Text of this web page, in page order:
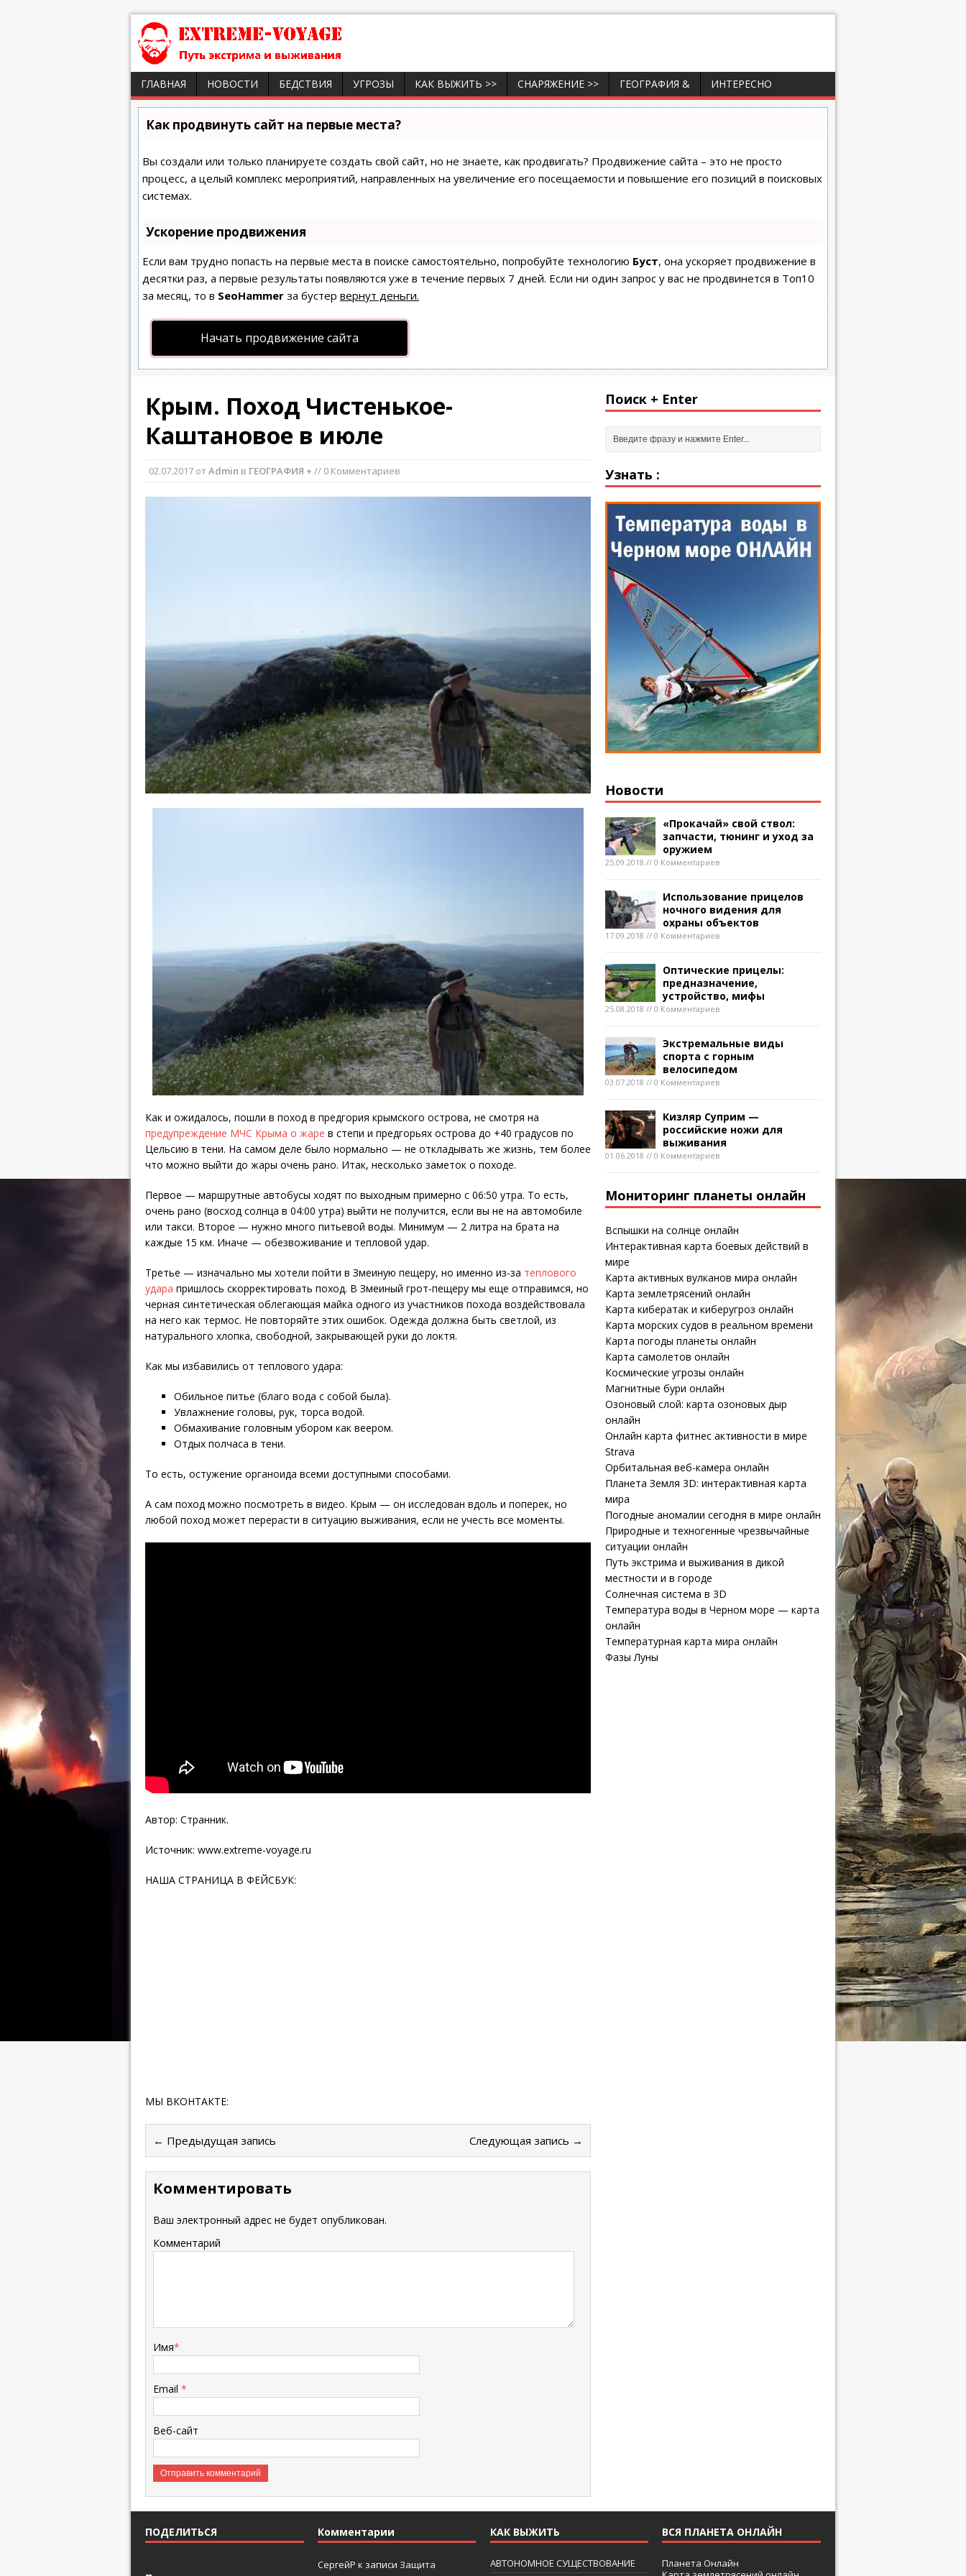
ГЛАВНАЯ НОВОСТИ БЕДСТВИЯ УГРОЗЫ КАК ВЫЖИТЬ >> СНАРЯЖЕНИЕ >> ГЕОГРАФИЯ & ИНТЕРЕСНО
Как продвинуть сайт на первые места?
Вы создали или только планируете создать свой сайт, но не знаете, как продвигать? Продвижение сайта – это не просто
процесс, а целый комплекс мероприятий, направленных на увеличение его посещаемости и повышение его позиций в поисковых
системах.
Ускорение продвижения
Если вам трудно попасть на первые места в поиске самостоятельно, попробуйте технологию Буст, она ускоряет продвижение в
десятки раз, а первые результаты появляются уже в течение первых 7 дней. Если ни один запрос у вас не продвинется в Топ10
за месяц, то в SeoHammer за бустер вернут деньги.
Начать продвижение сайта
Крым. Поход Чистенькое-
Каштановое в июле
02.07.2017 от Admin в ГЕОГРАФИЯ + // 0 Комментариев
Как и ожидалось, пошли в поход в предгория крымского острова, не смотря на
предупреждение МЧС Крыма о жаре в степи и предгорьях острова до +40 градусов по
Цельсию в тени. На самом деле было нормально — не откладывать же жизнь, тем более
что можно выйти до жары очень рано. Итак, несколько заметок о походе.
Первое — маршрутные автобусы ходят по выходным примерно с 06:50 утра. То есть,
очень рано (восход солнца в 04:00 утра) выйти не получится, если вы не на автомобиле
или такси. Второе — нужно много питьевой воды. Минимум — 2 литра на брата на
каждые 15 км. Иначе — обезвоживание и тепловой удар.
Третье — изначально мы хотели пойти в Змеиную пещеру, но именно из-за теплового
удара пришлось скорректировать поход. В Змеиный грот-пещеру мы еще отправимся, но
черная синтетическая облегающая майка одного из участников похода воздействовала
на него как термос. Не повторяйте этих ошибок. Одежда должна быть светлой, из
натурального хлопка, свободной, закрывающей руки до локтя.
Как мы избавились от теплового удара:
Обильное питье (благо вода с собой была).
Увлажнение головы, рук, торса водой.
Обмахивание головным убором как веером.
Отдых полчаса в тени.
То есть, остужение органоида всеми доступными способами.
А сам поход можно посмотреть в видео. Крым — он исследован вдоль и поперек, но
любой поход может перерасти в ситуацию выживания, если не учесть все моменты.
Автор: Странник.
Источник: www.extreme-voyage.ru
НАША СТРАНИЦА В ФЕЙСБУК:
МЫ ВКОНТАКТЕ:
← Предыдущая запись Следующая запись →
Комментировать
Ваш электронный адрес не будет опубликован.
Комментарий
Имя*
Email *
Веб-сайт
Поиск + Enter
Узнать :
Новости
«Прокачай» свой ствол:
запчасти, тюнинг и уход за
оружием
25.09.2018 // 0 Комментариев
Использование прицелов
ночного видения для
охраны объектов
17.09.2018 // 0 Комментариев
Оптические прицелы:
предназначение,
устройство, мифы
25.08.2018 // 0 Комментариев
Экстремальные виды
спорта с горным
велосипедом
03.07.2018 // 0 Комментариев
Кизляр Суприм —
российские ножи для
выживания
01.06.2018 // 0 Комментариев
Мониторинг планеты онлайн
Вспышки на солнце онлайн
Интерактивная карта боевых действий в
мире
Карта активных вулканов мира онлайн
Карта землетрясений онлайн
Карта кибератак и киберугроз онлайн
Карта морских судов в реальном времени
Карта погоды планеты онлайн
Карта самолетов онлайн
Космические угрозы онлайн
Магнитные бури онлайн
Озоновый слой: карта озоновых дыр
онлайн
Онлайн карта фитнес активности в мире
Strava
Орбитальная веб-камера онлайн
Планета Земля 3D: интерактивная карта
мира
Погодные аномалии сегодня в мире онлайн
Природные и техногенные чрезвычайные
ситуации онлайн
Путь экстрима и выживания в дикой
местности и в городе
Солнечная система в 3D
Температура воды в Черном море — карта
онлайн
Температурная карта мира онлайн
Фазы Луны
ПОДЕЛИТЬСЯ Комментарии
СергейР к записи Защита
КАК ВЫЖИТЬ
АВТОНОМНОЕ СУЩЕСТВОВАНИЕ
ВСЯ ПЛАНЕТА ОНЛАЙН
Планета Онлайн